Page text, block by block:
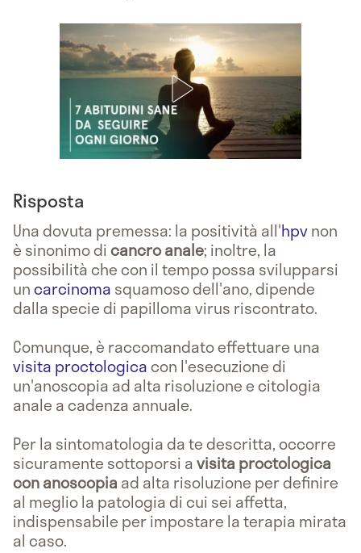
Risposta
Una dovuta premessa: la positività all'hpvnon
è sinonimo dicancro anale; inoltre, la
possibilità che con il tempo possa svilupparsi
uncarcinoma squamoso dell'ano, dipende
dalla specie di papilloma virus riscontrato.
Comunque, è raccomandato effettuare una
visita proctologicacon l'esecuzione di
un'anoscopia ad alta risoluzione e citologia
anale a cadenza annuale.
Per la sintomatologia da te descritta, occorre
sicuramente sottoporsi avisita proctologica
con anoscopia ad alta risoluzione per definire
al meglio la patologia di cui sei affetta,
indispensabile per impostare la terapia mirata
al caso.